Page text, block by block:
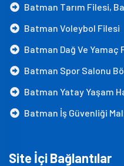
Batman Tarım Filesi,
Batman Voleybol Filesi
Batman Dağ Ve Yamaç
Batman Spor Salonu
Batman Yatay Yaşam
Batman İş Güvenliği
Site İçi Bağlantılar